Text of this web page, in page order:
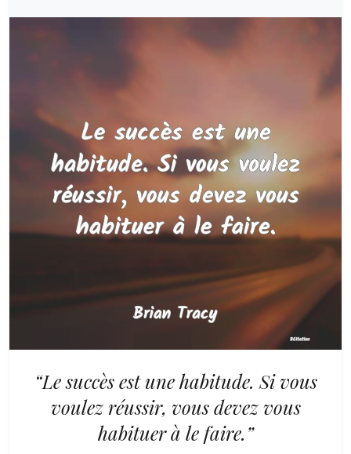
“Le succès est une habitude. Si vous
voulez réussir, vous devez vous
habituer à le faire.”